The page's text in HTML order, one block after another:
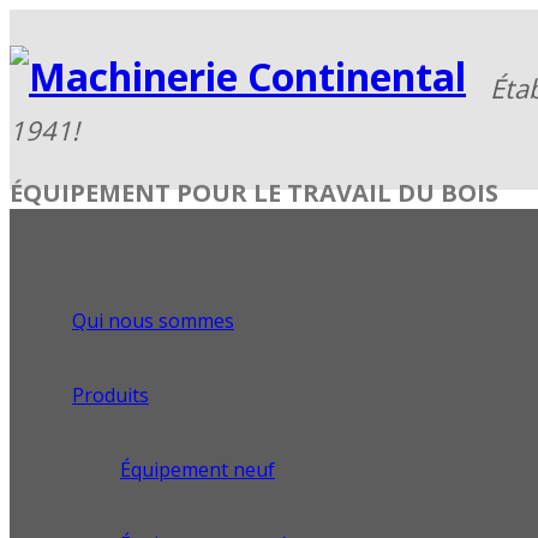
ÉQUIPEMENT POUR LE TRAVAIL DU BOIS
Qui nous sommes
Produits
Équipement neuf